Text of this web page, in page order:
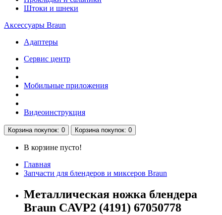
Штоки и шнеки
Аксессуары Braun
Адаптеры
Сервис центр
Мобильные приложения
Видеоинструкция
Корзинапокупок: 0 Корзинапокупок: 0
В корзине пусто!
Главная
Запчасти для блендеров и миксеров Braun
Металлическая ножка блендера
Braun CAVP2 (4191) 67050778